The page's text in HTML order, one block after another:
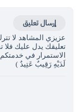
إرسال تعليق
عزيزي المشاهد لا
تعليقك يدل عليك فلا
الاستمرار في
لَدَيْهِ رَقِيبٌ عَتِيدٌ )